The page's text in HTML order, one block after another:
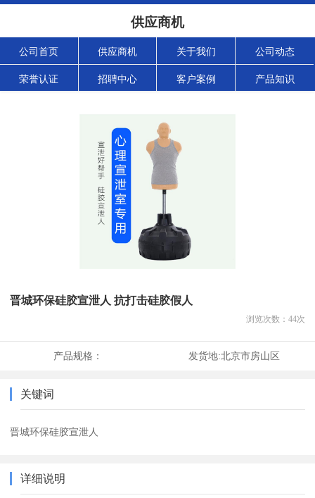
供应商机
公司首页 供应商机 关于我们 公司动态
荣誉认证 招聘中心 客户案例 产品知识
晋城环保硅胶宣泄人 抗打击硅胶假人
浏览次数： 44次
产品规格： 发货地:北京市房山区
关键词
晋城环保硅胶宣泄人
详细说明